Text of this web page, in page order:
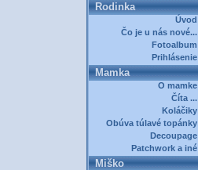
Rodinka
Úvod
Čo je u nás nové...
Fotoalbum
Prihlásenie
Mamka
O mamke
Číta ...
Koláčiky
Obúva túlavé topánky
Decoupage
Patchwork a iné
Miško